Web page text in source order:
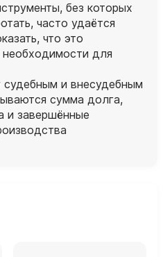
без которых
часто удаётся
что это
для
и внесудебным
сумма долга,
и завершённые